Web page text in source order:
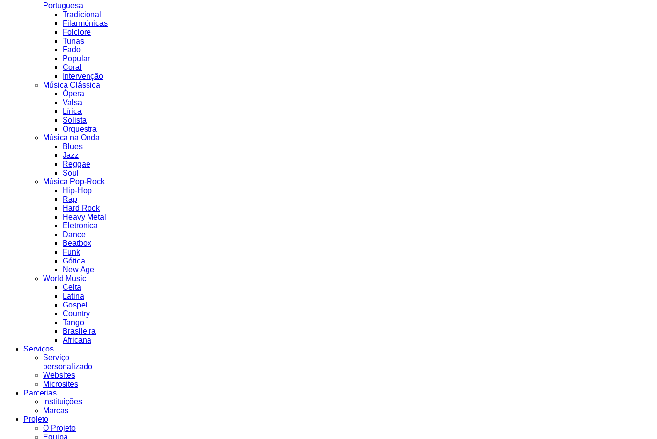
Portuguesa
Tradicional
Filarmónicas
Folclore
Tunas
Fado
Popular
Coral
Intervenção
Música Clássica
Ópera
Valsa
Lírica
Solista
Orquestra
Música na Onda
Blues
Jazz
Reggae
Soul
Música Pop-Rock
Hip-Hop
Rap
Hard Rock
Heavy Metal
Eletronica
Dance
Beatbox
Funk
Gótica
New Age
World Music
Celta
Latina
Gospel
Country
Tango
Brasileira
Africana
Serviços
Serviço
personalizado
Websites
Microsites
Parcerias
Instituições
Marcas
Projeto
O Projeto
Equipa